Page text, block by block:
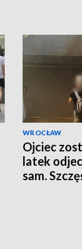
WROCŁAW
Ojciec
latek
sam.